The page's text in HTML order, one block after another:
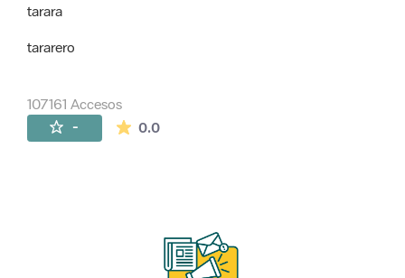
tarara
tararero
107161 Accesos
- 0.0La valoración media es de 0 estrellas de